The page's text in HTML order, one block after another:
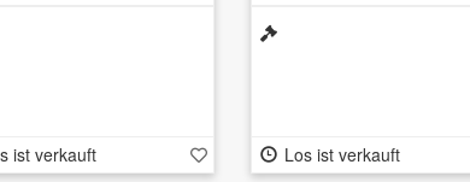
ist verkauft Los ist verkauft